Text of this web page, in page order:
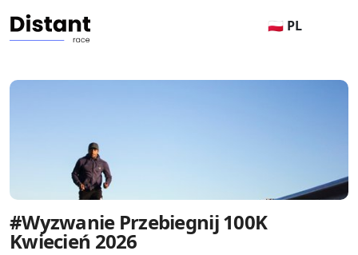
🇵🇱 PL
#Wyzwanie Przebiegnij 100K
Kwiecień 2026